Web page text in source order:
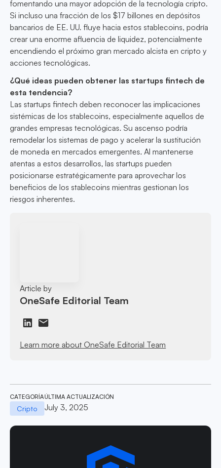
fomentando una mayor adopción de la tecnología cripto.
Si incluso una fracción de los $17 billones en depósitos
bancarios de EE. UU. fluye hacia estos stablecoins, podría
crear una enorme afluencia de liquidez, potencialmente
encendiendo el próximo gran mercado alcista en cripto y
acciones tecnológicas.
¿Qué ideas pueden obtener las startups fintech de
esta tendencia?
Las startups fintech deben reconocer las implicaciones
sistémicas de los stablecoins, especialmente aquellos de
grandes empresas tecnológicas. Su ascenso podría
remodelar los sistemas de pago y acelerar la sustitución
de moneda en mercados emergentes. Al mantenerse
atentas a estos desarrollos, las startups pueden
posicionarse estratégicamente para aprovechar los
beneficios de los stablecoins mientras gestionan los
riesgos inherentes.
Article by
OneSafe Editorial Team
Learn more about OneSafe Editorial Team
CATEGORÍA
Cripto
ÚLTIMA ACTUALIZACIÓN
July 3, 2025